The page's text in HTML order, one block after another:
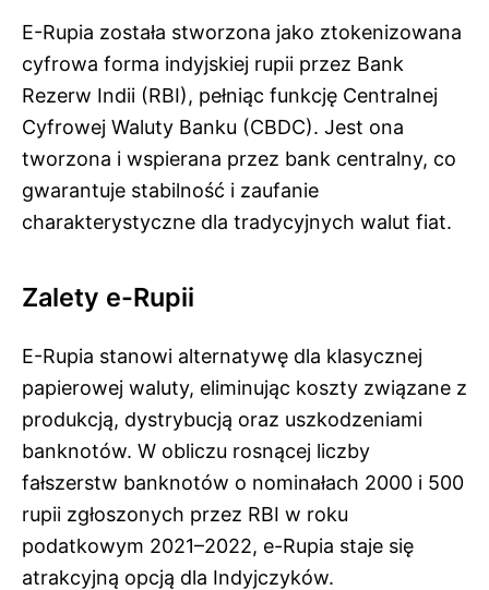
E-Rupia została stworzona jako ztokenizowana
cyfrowa forma indyjskiej rupii przez Bank
Rezerw Indii (RBI), pełniąc funkcję Centralnej
Cyfrowej Waluty Banku (CBDC). Jest ona
tworzona i wspierana przez bank centralny, co
gwarantuje stabilność i zaufanie
charakterystyczne dla tradycyjnych walut fiat.
Zalety e-Rupii
E-Rupia stanowi alternatywę dla klasycznej
papierowej waluty, eliminując koszty związane z
produkcją, dystrybucją oraz uszkodzeniami
banknotów. W obliczu rosnącej liczby
fałszerstw banknotów o nominałach 2000 i 500
rupii zgłoszonych przez RBI w roku
podatkowym 2021–2022, e-Rupia staje się
atrakcyjną opcją dla Indyjczyków.